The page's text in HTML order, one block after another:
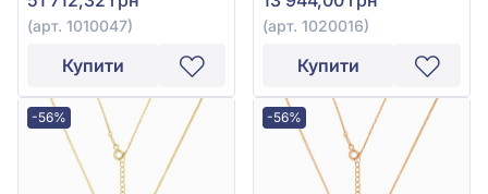
(арт. 1010047)
Купити
(арт. 1020016)
Купити
-56% -56%